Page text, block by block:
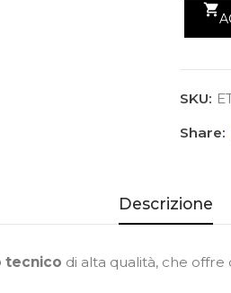
shopping_cart
SKU:
Descrizione
tecnico di alta qualità, che